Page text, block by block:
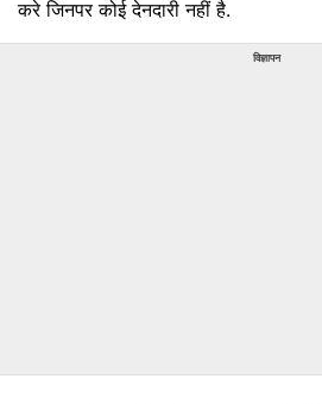
करे जिनपर कोई देनदारी नहीं है.
विज्ञापन